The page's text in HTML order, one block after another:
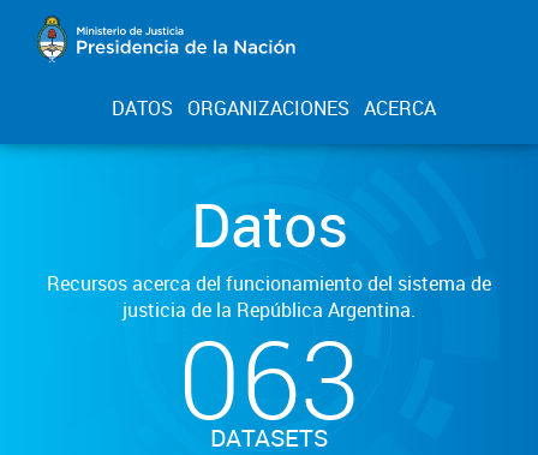
DATOS ORGANIZACIONES ACERCA
Datos
Recursos acerca del funcionamiento del sistema de
justicia de la República Argentina.
063
DATASETS